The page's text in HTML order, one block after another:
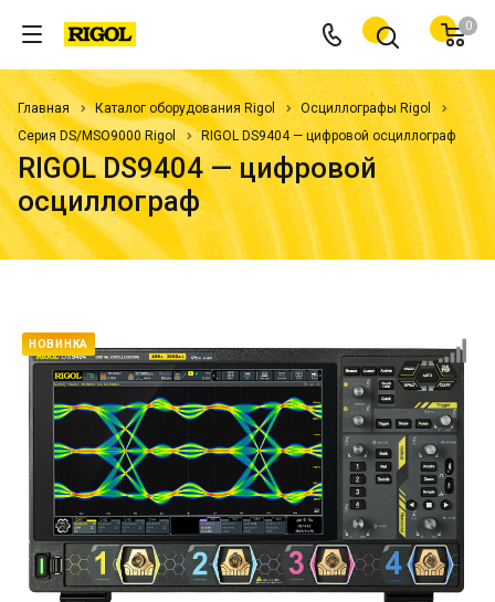
0
Главная Каталог оборудования Rigol
Осциллографы Rigol
Серия DS/MSO9000 Rigol
RIGOL DS9404 — цифровой осциллограф
RIGOL DS9404 — цифровой
осциллограф
НОВИНКА